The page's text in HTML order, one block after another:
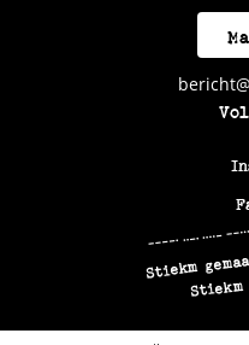
Stiekm